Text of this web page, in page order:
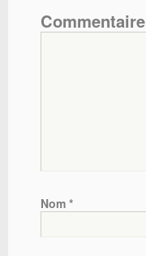
Commentaire
Nom *